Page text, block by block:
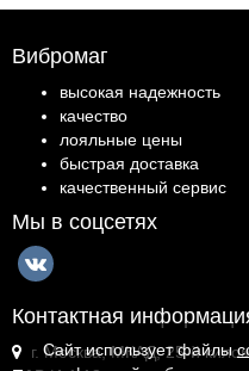
Вибромаг
высокая надежность
качество
лояльные цены
быстрая доставка
качественный сервис
Мы в соцсетях
Контактная
г. Москва, МКАД, 25-й
Сайт использует файлы